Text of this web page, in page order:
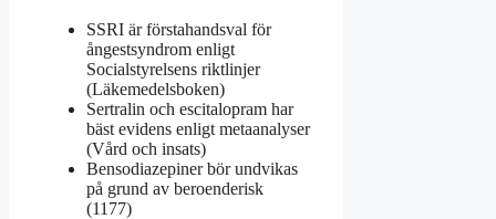
SSRI är förstahandsval för
ångestsyndrom enligt
Socialstyrelsens riktlinjer
(Läkemedelsboken)
Sertralin och escitalopram har
bäst evidens enligt metaanalyser
(Vård och insats)
Bensodiazepiner bör undvikas
på grund av beroenderisk
(1177)